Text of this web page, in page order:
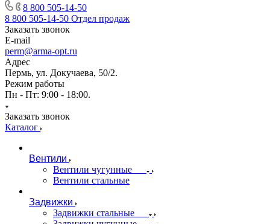
8 800 505-14-50
8 800 505-14-50 Отдел продаж
Заказать звонок
E-mail
perm@arma-opt.ru
Адрес
Пермь, ул. Докучаева, 50/2.
Режим работы
Пн - Пт: 9:00 - 18:00.
Заказать звонок
Каталог
Вентили
Вентили чугунные
Вентили стальные
Задвижки
Задвижки стальные